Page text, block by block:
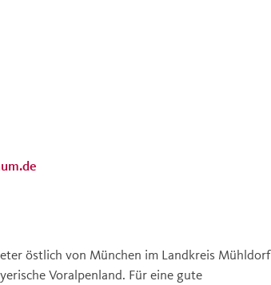
östlich von München im Landkreis Mühldorf
Voralpenland. Für eine gute